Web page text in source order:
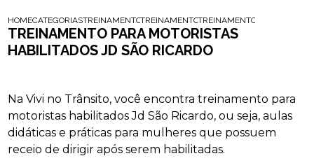
HOMECATEGORIASTREINAMENTO PARA HABILITADOS
TREINAMENTO PARA CONDUTORAS
TREINAMENTO PARA
TREINAMENTO PARA MOTORISTAS
HABILITADOS JD SÃO RICARDO
Na Vivi no Trânsito, você encontra treinamento para
motoristas habilitados Jd São Ricardo, ou seja, aulas
didáticas e práticas para mulheres que possuem
receio de dirigir após serem habilitadas.